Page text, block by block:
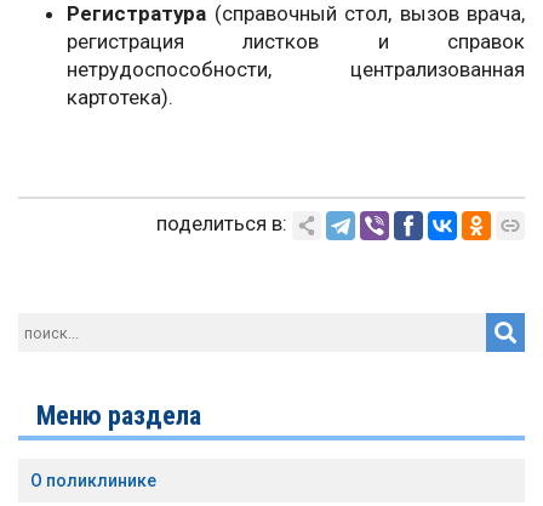
Регистратура (справочный стол, вызов врача,
регистрация листков и справок
нетрудоспособности, централизованная
картотека).
поделиться в:
Меню раздела
О поликлинике